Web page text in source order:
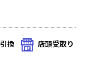
換 店頭受取り